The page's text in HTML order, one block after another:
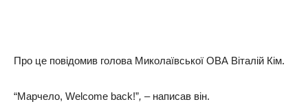
Про це повідомив голова Миколаївської ОВА Віталій Кім.
“Марчело, Welcome back!”, – написав він.